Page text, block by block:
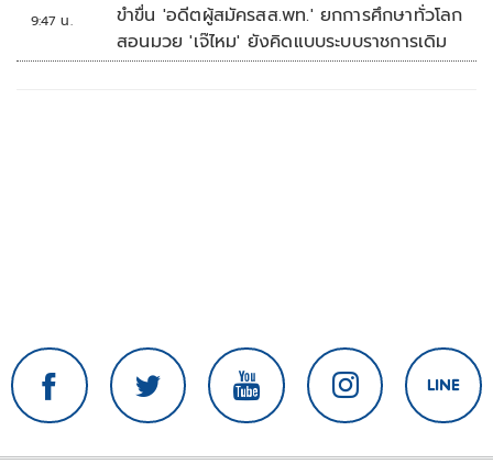
9:47 น.
ขำขื่น 'อดีตผู้สมัครสส.พท.' ยกการศึกษาทั่วโลก
สอนมวย 'เจ๊ไหม' ยังคิดแบบระบบราชการเดิม